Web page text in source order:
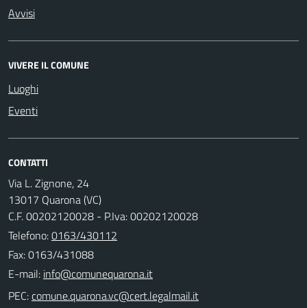
Avvisi
VIVERE IL COMUNE
Luoghi
Eventi
CONTATTI
Via L. Zignone, 24
13017 Quarona (VC)
C.F. 00202120028 - P.Iva: 00202120028
Telefono:0163/430112
Fax: 0163/431088
E-mail:
PEC: